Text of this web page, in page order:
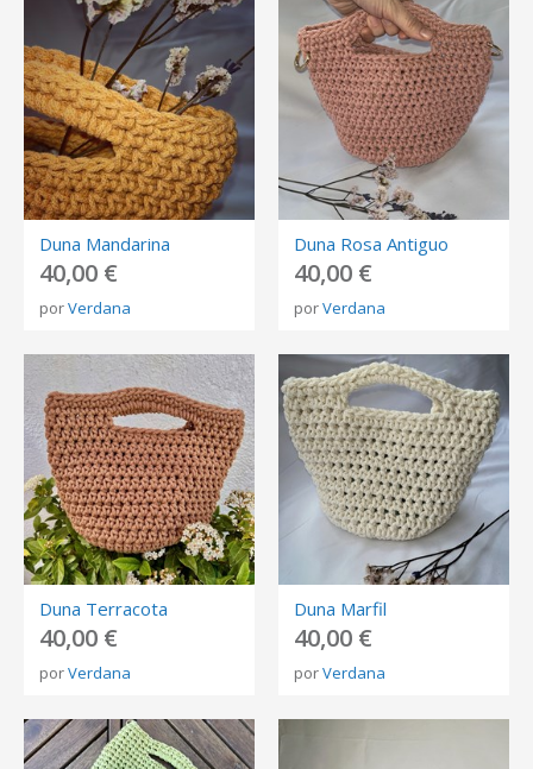
Duna Mandarina
40,00 €
porVerdana
Duna Rosa Antiguo
40,00 €
porVerdana
Duna Terracota
40,00 €
porVerdana
Duna Marfil
40,00 €
porVerdana